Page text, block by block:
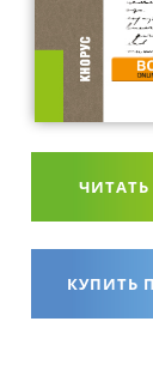
ЧИТАТЬ
КУПИТЬ